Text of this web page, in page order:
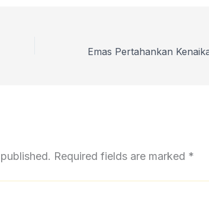
Required fields are marked *